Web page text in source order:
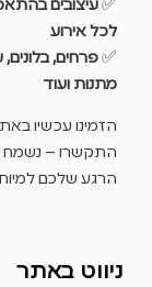
✅עיצובים
לכל אירוע
✅פרחים, בלונים,
מתנות ועוד
הזמינו עכשיו
התקשרו – נשמח
הרגע שלכם
ניווט באתר